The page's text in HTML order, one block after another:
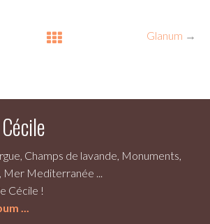
Glanum →
Champs de lavande, Monuments,
Mer Mediterranée ...
Cécile !
...